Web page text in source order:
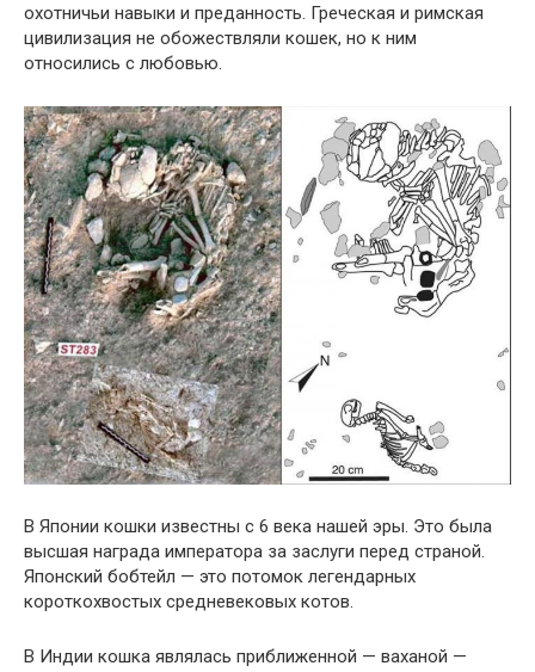
охотничьи навыки и преданность. Греческая и римская
цивилизация не обожествляли кошек, но к ним
относились с любовью.
В Японии кошки известны с 6 века нашей эры. Это была
высшая награда императора за заслуги перед страной.
Японский бобтейл — это потомок легендарных
короткохвостых средневековых котов.
В Индии кошка являлась приближенной — ваханой —